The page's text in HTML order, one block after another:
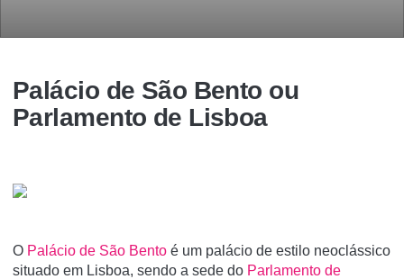
Palácio de São Bento ou
Parlamento de Lisboa
O Palácio de São Bento é um palácio de estilo neoclássico
situado em Lisboa, sendo a sede do Parlamento de